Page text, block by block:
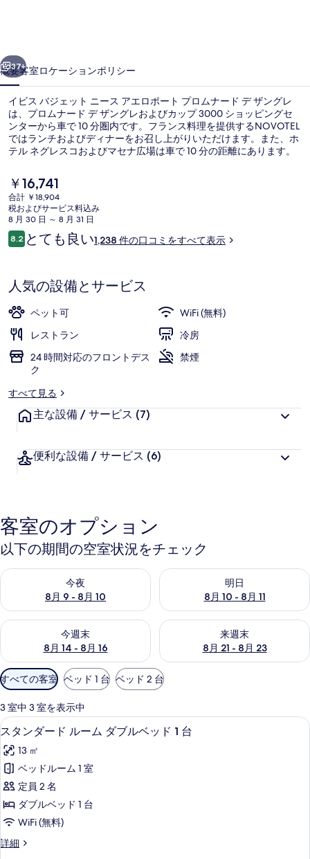
ト
ニ
ー
ス
ア
エ
ロ
ポ
ー
プ
ロ
ム
ナ
ド
の
写
真
ャ
リ
ー
37+
概要客室ロケーションポリシー
イビス バジェット ニース アエロポート プロムナード デ ザングレ
は、プロムナード デ ザングレおよびカップ 3000 ショッピングセ
ンターから車で 10 分圏内です。フランス料理を提供するNOVOTEL
ではランチおよびディナーをお召し上がりいただけます。また、ホ
テル ネグレスコおよびマセナ広場は車で 10 分の距離にあります。
ます。周辺ではさまざまな公共交通機関を利用できます。パルク・
フェニックス トラム駅までは 5 分、グランドアリーナサウストラム
停留所までは 6 分です。
現
在
の
料
金
は
す
￥16,741
合計 ￥18,904
税およびサービス料込み
8 月 30 日 ～ 8 月 31 日
口
コ
8.210段階中8.2
とても良い1,238 件の口コミをすべて表示
人気の設備とサービス
ペット可
WiFi (無料)
レストラン
冷房
24 時間対応のフロントデス
ク
禁煙
すべて見る
主な設備 / サービス (7)
便利な設備 / サービス (6)
客室のオプション
以下の期間の空室状況をチェック
今夜
8月 9 - 8月 10
今夜 8月 9 - 8月 10 の空室状況をチェック
明日
8月 10 - 8月 11
明日 8月 10 - 8月 11 の空室状
今週末
8月 14 - 8月 16
今週末 8月 14 - 8月 16 の空室状況をチェック
来週末
8月 21 - 8月 23
来週末 8月 21 - 8月 23 の空室
利
用
可
能
な
客
室
の
り
込
み
すべての客室 ベッド 1 台 ベッド 2 台
3 室中 3 室を表示中
ス
タ
ン
ダ
ー
ド
ー
スタンダード ルーム ダブルベッド 1
6
スタンダード ルーム ダブルベッド 1 台
13 ㎡
ベッドルーム 1 室
定員 2 名
ダブルベッド 1 台
WiFi (無料)
詳細
ス